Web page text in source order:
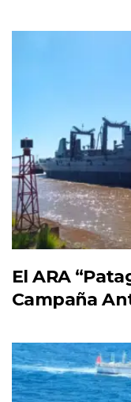
El ARA
Campaña